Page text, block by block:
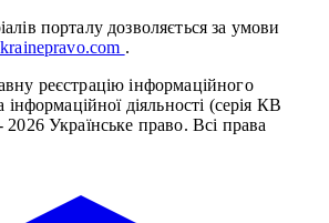
порталу дозволяється за умови
.
реєстрацію інформаційного
інформаційної діяльності (серія КВ
Українське право. Всі права